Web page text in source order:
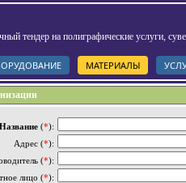
тендер на полиграфические услуги,
МАТЕРИАЛЫ
Название(*):
Адрес (*):
(*):
лицо (*):